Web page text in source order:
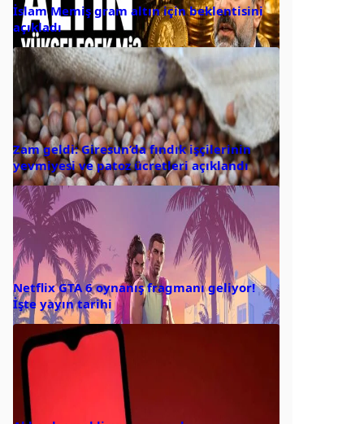
İslam Memiş gram altın için beklentisini
açıkladı
Zam geldi: Giresun’da fındık işçilerinin
yevmiyesi ve patoz ücretleri açıklandı
Netflix GTA 6 oynanış fragmanı geliyor!
İşte yayın tarihi